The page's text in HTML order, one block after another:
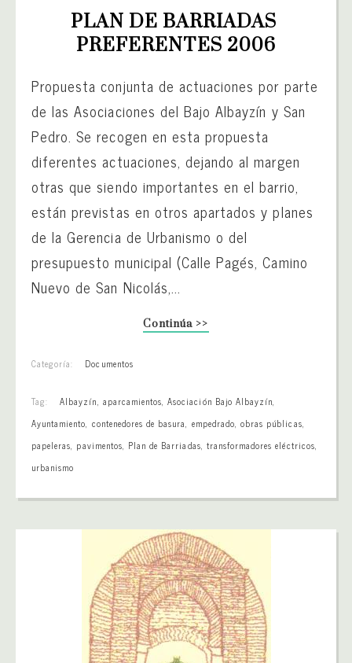
PLAN DE BARRIADAS
PREFERENTES 2006
Propuesta conjunta de actuaciones por parte
de las Asociaciones del Bajo Albayzín y San
Pedro. Se recogen en esta propuesta
diferentes actuaciones, dejando al margen
otras que siendo importantes en el barrio,
están previstas en otros apartados y planes
de la Gerencia de Urbanismo o del
presupuesto municipal (Calle Pagés, Camino
Nuevo de San Nicolás,...
Continúa >>
Categoría: Documentos
Tag: Albayzín, aparcamientos,Asociación Bajo Albayzín,
Ayuntamiento, contenedores de basura, empedrado,obras públicas,
papeleras, pavimentos, Plan de Barriadas, transformadores eléctricos,
urbanismo